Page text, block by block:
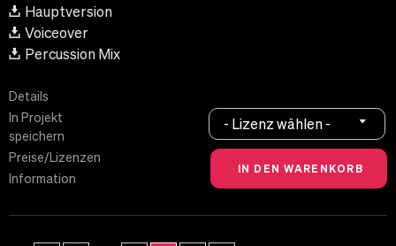
Hauptversion
Voiceover
Percussion Mix
Details
In Projekt
speichern
Preise/Lizenzen
Information
- Lizenz wählen -